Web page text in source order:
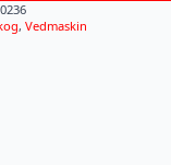
, Vedmaskin